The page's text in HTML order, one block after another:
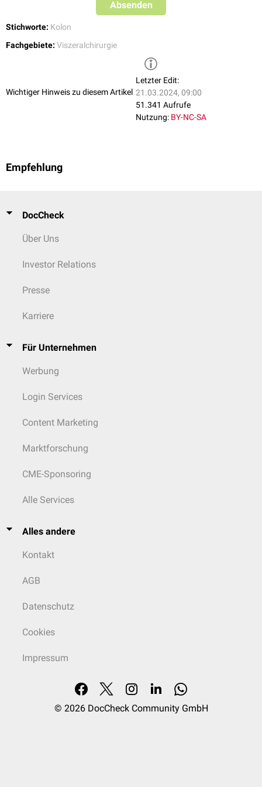
Absenden
Stichworte: Kolon
Fachgebiete: Viszeralchirurgie
Wichtiger Hinweis zu diesem Artikel
Letzter Edit:
21.03.2024, 09:00
51.341 Aufrufe
Nutzung: BY-NC-SA
Empfehlung
DocCheck
Über Uns
Investor Relations
Presse
Karriere
Für Unternehmen
Werbung
Login Services
Content Marketing
Marktforschung
CME-Sponsoring
Alle Services
Alles andere
Kontakt
AGB
Datenschutz
Cookies
Impressum
© 2026 DocCheck Community GmbH